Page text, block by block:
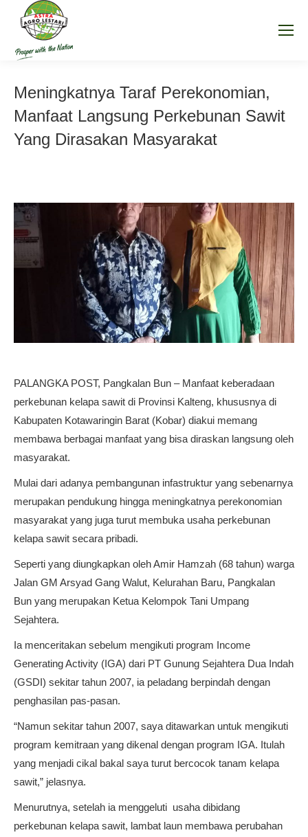
Meningkatnya Taraf Perekonomian,
Manfaat Langsung Perkebunan Sawit
Yang Dirasakan Masyarakat
PALANGKA POST, Pangkalan Bun – Manfaat keberadaan
perkebunan kelapa sawit di Provinsi Kalteng, khususnya di
Kabupaten Kotawaringin Barat (Kobar) diakui memang
membawa berbagai manfaat yang bisa diraskan langsung oleh
masyarakat.
Mulai dari adanya pembangunan infastruktur yang sebenarnya
merupakan pendukung hingga meningkatnya perekonomian
masyarakat yang juga turut membuka usaha perkebunan
kelapa sawit secara pribadi.
Seperti yang diungkapkan oleh Amir Hamzah (68 tahun) warga
Jalan GM Arsyad Gang Walut, Kelurahan Baru, Pangkalan
Bun yang merupakan Ketua Kelompok Tani Umpang
Sejahtera.
Ia menceritakan sebelum mengikuti program Income
Generating Activity (IGA) dari PT Gunung Sejahtera Dua Indah
(GSDI) sekitar tahun 2007, ia peladang berpindah dengan
penghasilan pas-pasan.
“Namun sekitar tahun 2007, saya ditawarkan untuk mengikuti
program kemitraan yang dikenal dengan program IGA. Itulah
yang menjadi cikal bakal saya turut bercocok tanam kelapa
sawit,” jelasnya.
Menurutnya, setelah ia menggeluti usaha dibidang
perkebunan kelapa sawit, lambat laun membawa perubahan